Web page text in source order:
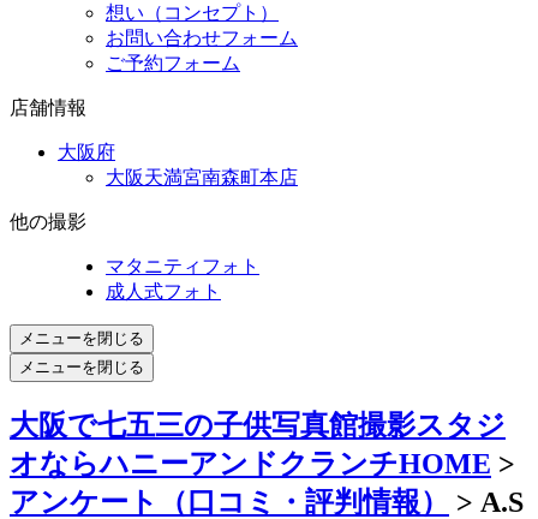
想い（コンセプト）
お問い合わせフォーム
ご予約フォーム
店舗情報
大阪府
大阪天満宮南森町本店
他の撮影
マタニティフォト
成人式フォト
メニューを閉じる
メニューを閉じる
大阪で七五三の子供写真館撮影スタジ
オならハニーアンドクランチHOME >
アンケート（口コミ・評判情報）
> A.S